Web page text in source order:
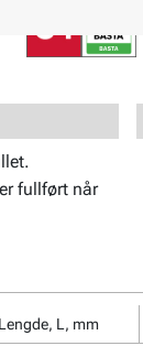
fullført når
Lengde, L, mm